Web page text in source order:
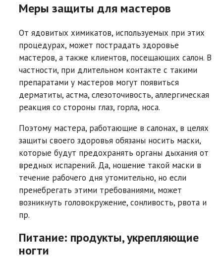
Меры защиты для мастеров
От ядовитых химикатов, используемых при этих
процедурах, может пострадать здоровье
мастеров, а также клиентов, посещающих салон. В
частности, при длительном контакте с такими
препаратами у мастеров могут появиться
дерматиты, астма, слезоточивость, аллергическая
реакция со стороны глаз, горла, носа.
Поэтому мастера, работающие в салонах, в целях
защиты своего здоровья обязаны носить маски,
которые будут предохранять органы дыхания от
вредных испарений. Да, ношение такой маски в
течение рабочего дня утомительно, но если
пренебрегать этими требованиями, может
возникнуть головокружение, сонливость, рвота и
пр.
Питание: продукты, укрепляющие
ногти